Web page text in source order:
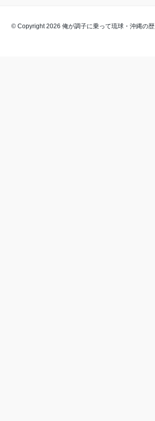
© Copyright 2026 俺が調子に乗って琉球・沖縄の